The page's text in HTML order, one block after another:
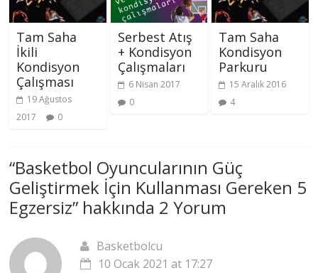
Tam Saha
İkili
Kondisyon
Çalışması
19 Ağustos
2017
0
Serbest Atış
+ Kondisyon
Çalışmaları
6 Nisan 2017
0
Tam Saha
Kondisyon
Parkuru
15 Aralık 2016
4
“Basketbol Oyuncularının Güç
Geliştirmek İçin Kullanması Gereken 5
Egzersiz” hakkında 2 Yorum
Basketbolcu
10 Ocak 2021 at 17:27